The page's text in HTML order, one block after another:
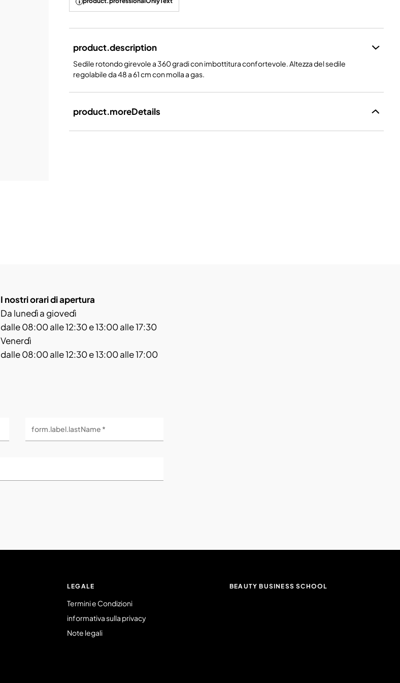
product.description
Sedile rotondo girevole a 360 gradi con imbottitura confortevole. Altezza del sedile
regolabile da 48 a 61 cm con molla a gas.
product.moreDetails
I nostri orari di apertura
Da lunedì a giovedì
dalle 08:00 alle 12:30 e 13:00 alle 17:30
Venerdì
dalle 08:00 alle 12:30 e 13:00 alle 17:00
form.label.lastName *
LEGALE
Termini e Condizioni
informativa sulla privacy
Note legali
BEAUTY BUSINESS SCHOOL